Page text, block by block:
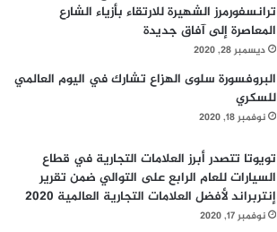
ترانسفورمرز الشهيرة للارتقاء بأزياء الشارع
المعاصرة إلى آفاق جديدة
ديسمبر 28, 2020
البروفسورة سلوى الهزاع تشارك في اليوم العالمي
للسكري
نوفمبر 18, 2020
تويوتا تتصدر أبرز العلامات التجارية في قطاع
السيارات للعام الرابع على التوالي ضمن تقرير
إنتربراند لأفضل العلامات التجارية العالمية 2020
نوفمبر 17, 2020